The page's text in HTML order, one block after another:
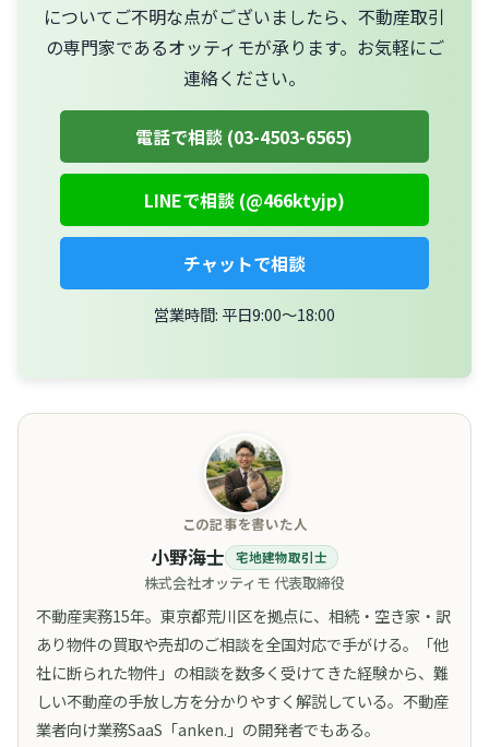
についてご不明な点がございましたら、不動産取引
の専門家であるオッティモが承ります。お気軽にご
連絡ください。
電話で相談 (03-4503-6565)
LINEで相談 (@466ktyjp)
チャットで相談
営業時間: 平日9:00〜18:00
この記事を書いた人
小野海士 宅地建物取引士
株式会社オッティモ 代表取締役
不動産実務15年。東京都荒川区を拠点に、相続・空き家・訳
あり物件の買取や売却のご相談を全国対応で手がける。「他
社に断られた物件」の相談を数多く受けてきた経験から、難
しい不動産の手放し方を分かりやすく解説している。不動産
業者向け業務SaaS「anken.」の開発者でもある。